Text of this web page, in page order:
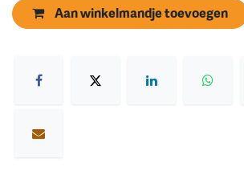
Aan winkelmandje toevoegen